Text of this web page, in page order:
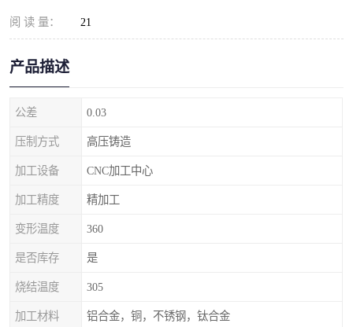
阅 读 量： 21
产品描述
公差 0.03
压制方式 高压铸造
加工设备 CNC加工中心
加工精度 精加工
变形温度 360
是否库存 是
烧结温度 305
加工材料 铝合金，铜，不锈钢，钛合金